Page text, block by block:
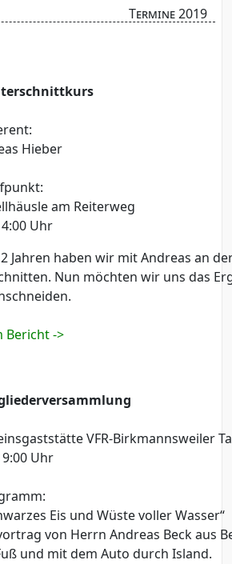
Termine 2019
Hieber
am Reiterweg
Uhr
Jahren haben wir mit Andreas an
Nun möchten wir uns das
Bericht ->
VFR-Birkmannsweiler
Uhr
Eis und Wüste voller Wasser“
von Herrn Andreas Beck aus
und mit dem Auto durch Island.